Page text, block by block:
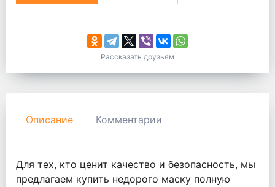
Рассказать друзьям
Описание Комментарии
Для тех, кто ценит качество и безопасность, мы
предлагаем купить недорого маску полную